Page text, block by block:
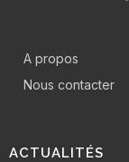
A propos
Nous contacter
ACTUALITÉS